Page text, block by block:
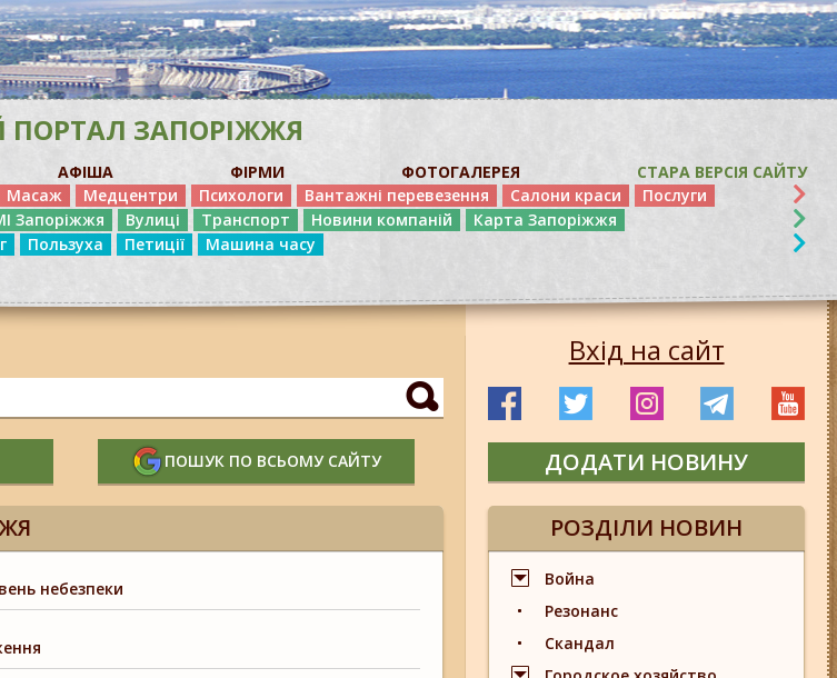
ПОРТАЛ ЗАПОРІЖЖЯ
АФІША ФІРМИ ФОТОГАЛЕРЕЯ
СТАРА ВЕРСІЯ САЙТУ
Масаж Медцентри Психологи Вантажні перевезення Салони краси
Послуги
Запоріжжя Вулиці Транспорт Новини компаній
Карта Запоріжжя
Пользуха Петиції Машина часу
ПОШУК ПО ВСЬОМУ САЙТУ
небезпеки
Вхід на сайт
ДОДАТИ НОВИНУ
РОЗДІЛИ НОВИН
Война
Резонанс
Скандал